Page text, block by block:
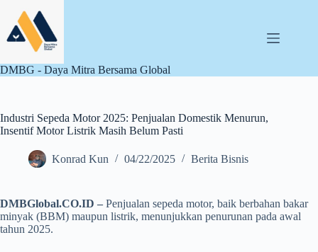
content
DMBG - Daya Mitra Bersama Global
Industri Sepeda Motor 2025: Penjualan Domestik Menurun,
Insentif Motor Listrik Masih Belum Pasti
Konrad Kun 04/22/2025 Berita Bisnis
DMBGlobal.CO.ID – Penjualan sepeda motor, baik berbahan bakar
minyak (BBM) maupun listrik, menunjukkan penurunan pada awal
tahun 2025.